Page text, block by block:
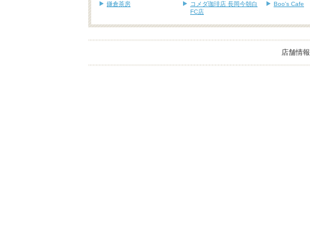
鎌倉茶房
コメダ珈琲店 長岡今朝白
FC店
Boo's Cafe
店舗情報